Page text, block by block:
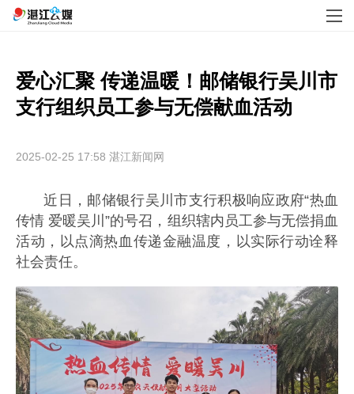
爱心汇聚 传递温暖！邮储银行吴川市
支行组织员工参与无偿献血活动
2025-02-25 17:58 湛江新闻网
近日，邮储银行吴川市支行积极响应政府“热血
传情 爱暖吴川”的号召，组织辖内员工参与无偿捐血
活动，以点滴热血传递金融温度，以实际行动诠释
社会责任。